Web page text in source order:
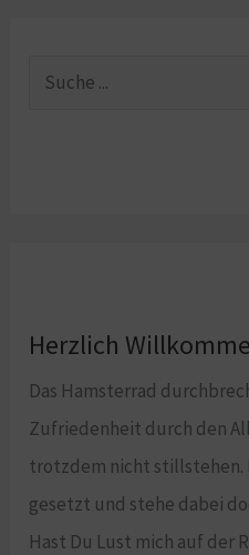
Herzlich
Das Hamsterrad
Zufriedenheit durch den
trotzdem nicht stillstehen.
gesetzt und stehe dabei
Hast Du Lust mich auf der